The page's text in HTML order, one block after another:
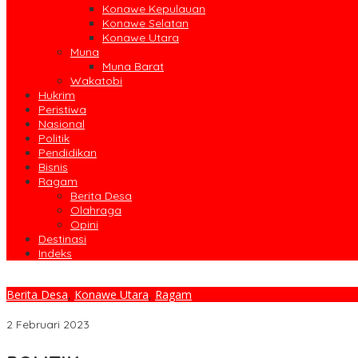
Konawe Kepulauan
Konawe Selatan
Konawe Utara
Muna
Muna Barat
Wakatobi
Hukrim
Peristiwa
Nasional
Politik
Pendidikan
Bisnis
Ragam
Berita Desa
Olahraga
Opini
Destinasi
Indeks
Berita Desa, Konawe Utara, Ragam
2 Februari 2023